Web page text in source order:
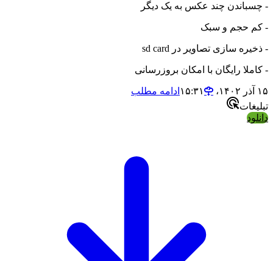
- چسباندن چند عکس به یک دیگر
- کم حجم و سبک
- ذخیره سازی تصاویر در sd card
- کاملا رایگان با امکان بروزرسانی
۱۵ آذر ۱۴۰۲،‏ ۱۵:۳۱
ادامه مطلب
تبلیغات
دانلود